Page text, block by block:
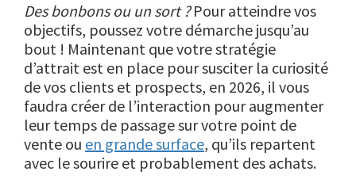
Des bonbons ou un sort ?Pour atteindre vos
objectifs, poussez votre démarche jusqu’au
bout ! Maintenant que votre stratégie
d’attrait est en place pour susciter la curiosité
de vos clients et prospects, en 2026, il vous
faudra créer de l’interaction pour augmenter
leur temps de passage sur votre point de
vente ou en grande surface, qu’ils repartent
avec le sourire et probablement des achats.